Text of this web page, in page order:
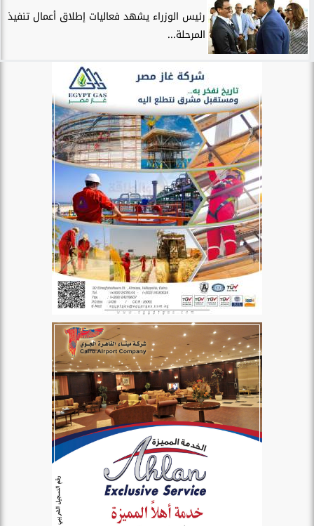
رئيس الوزراء يشهد فعاليات إطلاق أعمال تنفيذ
المرحلة...